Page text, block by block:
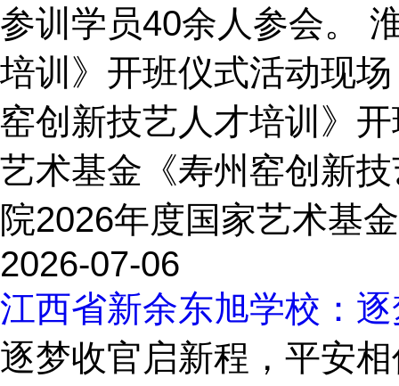
参训学员40余人参会。
培训》开班仪式活动现
窑创新技艺人才培训》
艺术基金《寿州窑创新
院2026年度国家艺术基
2026-07-06
江西省新余东旭学校：
逐梦收官启新程，平安